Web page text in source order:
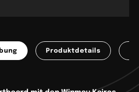
Produktdetails